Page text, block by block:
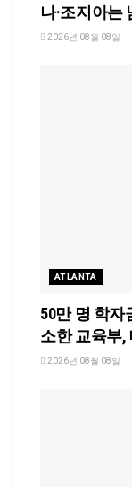
나·조지아는
2026년 08월 08일
ATLANTA
50만 명 학자
소한 교육부,
2026년 08월 08일